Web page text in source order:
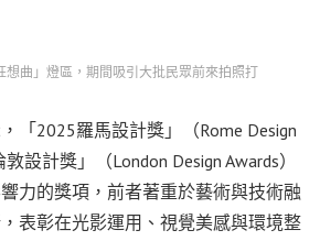
想曲」燈區，期間吸引大批民眾前來拍照打
「2025羅馬設計獎」（Rome Design
設計獎」（London Design Awards）
力的獎項，前者著重於藝術與技術融
表彰在光影運用、視覺美感與環境整